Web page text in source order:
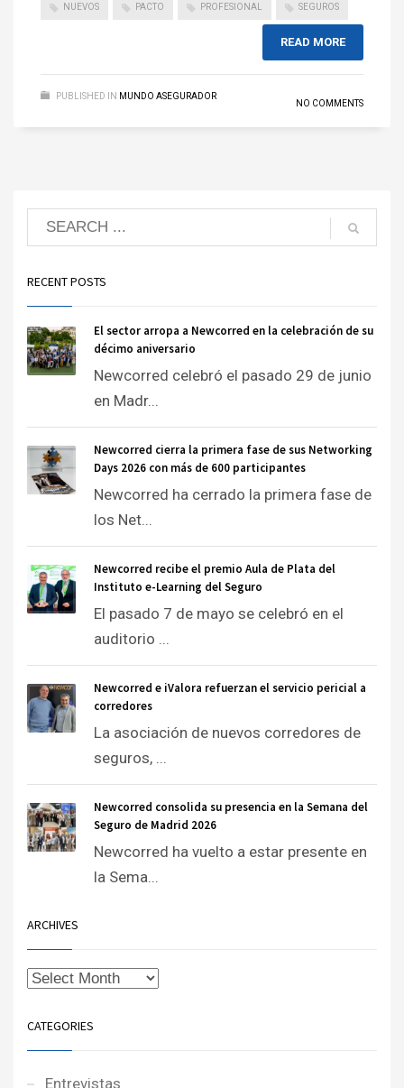
NUEVOS PACTO PROFESIONAL SEGUROS
READ MORE
PUBLISHED IN MUNDO ASEGURADOR
NO COMMENTS
RECENT POSTS
El sector arropa a Newcorred en la celebración de su
décimo aniversario
Newcorred celebró el pasado 29 de junio
en Madr...
Newcorred cierra la primera fase de sus Networking
Days 2026 con más de 600 participantes
Newcorred ha cerrado la primera fase de
los Net...
Newcorred recibe el premio Aula de Plata del
Instituto e-Learning del Seguro
El pasado 7 de mayo se celebró en el
auditorio ...
Newcorred e iValora refuerzan el servicio pericial a
corredores
La asociación de nuevos corredores de
seguros, ...
Newcorred consolida su presencia en la Semana del
Seguro de Madrid 2026
Newcorred ha vuelto a estar presente en
la Sema...
ARCHIVES
CATEGORIES
Entrevistas